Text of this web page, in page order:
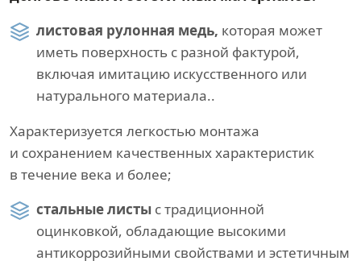
листовая рулонная медь, которая может
иметь поверхность с разной фактурой,
включая имитацию искусственного или
натурального материала..
Характеризуется легкостью монтажа
и сохранением качественных характеристик
в течение века и более;
стальные листы с традиционной
оцинковкой, обладающие высокими
антикоррозийными свойствами и эстетичным